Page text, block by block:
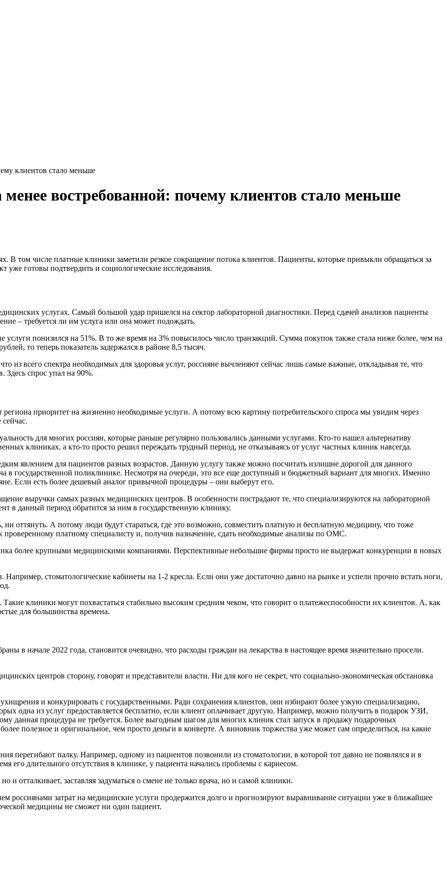
клиентов стало меньше
востребованной: почему клиентов стало меньше
В том числе платные клиники заметили резкое сокращение потока клиентов. Пациенты, которые привыкли обращаться за
готовы подтвердить и социологические исследования.
услугах. Самый большой удар пришелся на сектор лабораторной диагностики. Перед сдачей анализов пациенты
– требуется ли им услуга или она может подождать.
услуги понизился на 51%. В то же время на 3% повысилось число транзакций. Сумма покупок также стала ниже более, чем на
то теперь показатель задержался в районе 8,5 тысяч.
всего спектра необходимых для здоровья услуг, россияне вычленяют сейчас лишь самые важные, откладывая те, что
Здесь спрос упал на 90%.
приоритет на жизненно необходимые услуги. А потому всю картину потребительского спроса мы увидим через
для многих россиян, которые раньше регулярно пользовались данными услугами. Кто-то нашел альтернативу
клиниках, а кто-то просто решил переждать трудный период, не отказываясь от услуг частных клиник навсегда.
явлением для пациентов разных возрастов. Данную услугу также можно посчитать излишне дорогой для данного
в государственной поликлинике. Несмотря на очереди, это все еще доступный и бюджетный вариант для многих. Именно
Если есть более дешевый аналог привычной процедуры – они выберут его.
выручки самых разных медицинских центров. В особенности пострадают те, что специализируются на лабораторной
в данный период обратится за ним в государственную клинику.
оттянуть. А потому люди будут стараться, где это возможно, совместить платную и бесплатную медицину, что тоже
проверенному платному специалисту и, получив назначение, сдать необходимые анализы по ОМС.
более крупными медицинскими компаниями. Перспективные небольшие фирмы просто не выдержат конкуренции в новых
Например, стоматологические кабинеты на 1-2 кресла. Если они уже достаточно давно на рынке и успели прочно встать ноги,
клиники могут похвастаться стабильно высоким средним чеком, что говорит о платежеспособности их клиентов. А, как
для большинства времена.
в начале 2022 года, становится очевидно, что расходы граждан на лекарства в настоящее время значительно просели.
центров сторону, говорят и представители власти. Ни для кого не секрет, что социально-экономическая обстановка
и конкурировать с государственными. Ради сохранения клиентов, они избирают более узкую специализацию,
одна из услуг предоставляется бесплатно, если клиент оплачивает другую. Например, можно получить в подарок УЗИ,
данная процедура не требуется. Более выгодным шагом для многих клиник стал запуск в продажу подарочных
полезное и оригинальное, чем просто деньги в конверте. А виновник торжества уже может сам определиться, на какие
перегибают палку. Например, одному из пациентов позвонили из стоматологии, в которой тот давно не появлялся и в
его длительного отсутствия в клинике, у пациента начались проблемы с кариесом.
и отталкивает, заставляя задуматься о смене не только врача, но и самой клиники.
россиянами затрат на медицинские услуги продержится долго и прогнозируют выравнивание ситуации уже в ближайшее
медицины не сможет ни один пациент.